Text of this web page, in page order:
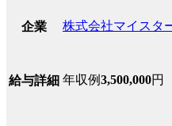
企業 株式会社マイスタ
給与詳細 年収例3,500,000円